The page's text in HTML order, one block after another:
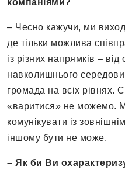
компаніями?
– Чесно кажучи, ми
де тільки можлива
із різних напрямків – від
навколишнього
громада на всіх рівнях.
«варитися» не можемо.
комунікувати із
іншому бути не може.
– Як би Ви